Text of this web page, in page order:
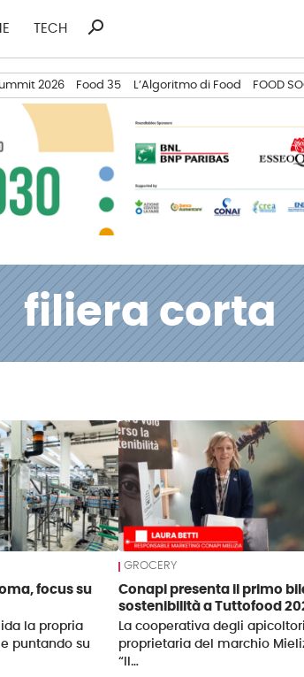
TECH
Ricerca
search
2026 Food 35 L’Algoritmo di Food FOOD
filiera corta
focus su
la propria
puntando su
GROCERY
Conapi presenta il primo
sostenibilità a Tuttofood
La cooperativa degli
proprietaria del marchio
“Il…